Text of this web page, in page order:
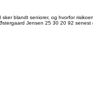
blandt seniorer, og hvorfor
Jensen 25 30 20 92 senest